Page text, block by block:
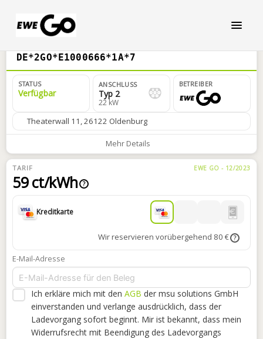
DE*2GO*E1000666*1A*7
STATUS
Verfügbar
ANSCHLUSS
Typ 2
22 kW
BETREIBER
Theaterwall 11, 26122 Oldenburg
Mehr Details
TARIF EWE GO - 12/2023
59 ct/kWh ?
Kreditkarte
Wir reservieren vorübergehend 80 € ?
E-Mail-Adresse
Ich erkläre mich mit den AGB der msu solutions GmbH
einverstanden und verlange ausdrücklich, dass der
Ladevorgang sofort beginnt. Mir ist bekannt, dass mein
Widerrufsrecht mit Beendigung des Ladevorgangs